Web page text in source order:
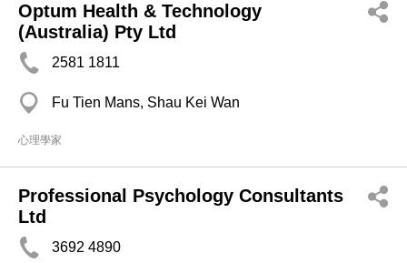
Optum Health & Technology
(Australia) Pty Ltd
2581 1811
Fu Tien Mans, Shau Kei Wan
心理學家
Professional Psychology Consultants
Ltd
3692 4890